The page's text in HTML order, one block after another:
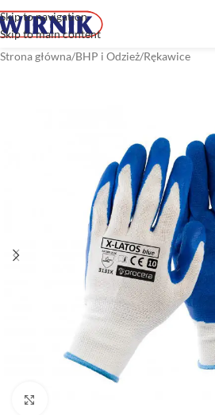
Skip to navigation
Skip to main content
Strona główna/BHP i Odzież/Rękawice